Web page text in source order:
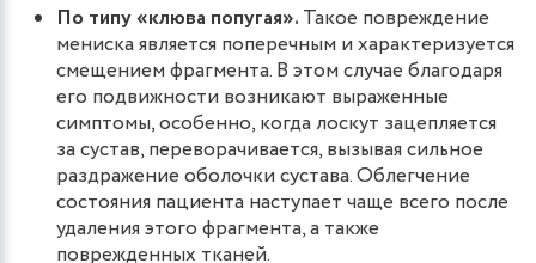
По типу «клюва попугая». Такое повреждение
мениска является поперечным и характеризуется
смещением фрагмента. В этом случае благодаря
его подвижности возникают выраженные
симптомы, особенно, когда лоскут зацепляется
за сустав, переворачивается, вызывая сильное
раздражение оболочки сустава. Облегчение
состояния пациента наступает чаще всего после
удаления этого фрагмента, а также
поврежденных тканей.